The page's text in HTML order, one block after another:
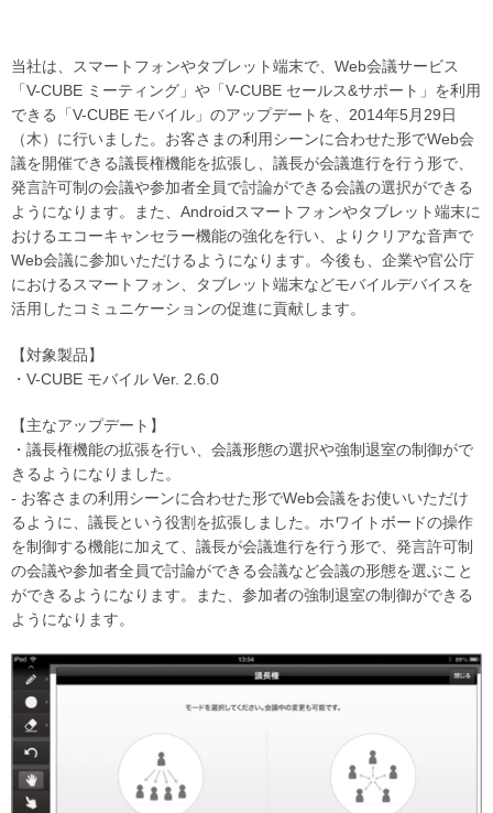
当社は、スマートフォンやタブレット端末で、Web会議サービス
「V-CUBE ミーティング」や「V-CUBE セールス&サポート」を利用
できる「V-CUBE モバイル」のアップデートを、2014年5月29日
（木）に行いました。お客さまの利用シーンに合わせた形でWeb会
議を開催できる議長権機能を拡張し、議長が会議進行を行う形で、
発言許可制の会議や参加者全員で討論ができる会議の選択ができる
ようになります。また、Androidスマートフォンやタブレット端末に
おけるエコーキャンセラー機能の強化を行い、よりクリアな音声で
Web会議に参加いただけるようになります。今後も、企業や官公庁
におけるスマートフォン、タブレット端末などモバイルデバイスを
活用したコミュニケーションの促進に貢献します。
【対象製品】
・V-CUBE モバイル Ver. 2.6.0
【主なアップデート】
・議長権機能の拡張を行い、会議形態の選択や強制退室の制御がで
きるようになりました。
- お客さまの利用シーンに合わせた形でWeb会議をお使いいただけ
るように、議長という役割を拡張しました。ホワイトボードの操作
を制御する機能に加えて、議長が会議進行を行う形で、発言許可制
の会議や参加者全員で討論ができる会議など会議の形態を選ぶこと
ができるようになります。また、参加者の強制退室の制御ができる
ようになります。